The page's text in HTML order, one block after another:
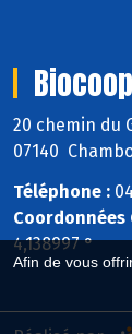
Afin de vous
20 chemin du
07140
Téléphone :
Coordonnées
4,138997 °